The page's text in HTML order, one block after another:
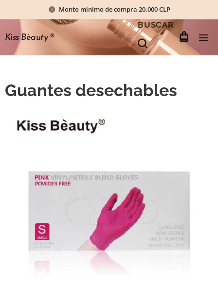
Monto minimo de compra 20.000 CLP
Kiss Bèauty®
BUSCAR
Guantes desechables